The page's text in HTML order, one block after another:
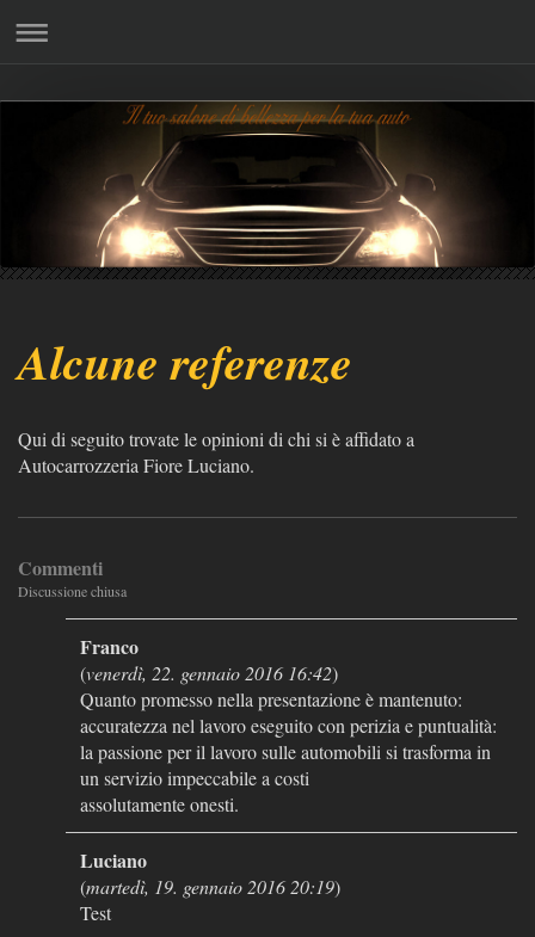
Alcune referenze
Qui di seguito trovate le opinioni di chi si è affidato a
Autocarrozzeria Fiore Luciano.
Commenti
Discussione chiusa
Franco
(venerdì, 22. gennaio 2016 16:42)
Quanto promesso nella presentazione è mantenuto:
accuratezza nel lavoro eseguito con perizia e puntualità:
la passione per il lavoro sulle automobili si trasforma in
un servizio impeccabile a costi
assolutamente onesti.
Luciano
(martedì, 19. gennaio 2016 20:19)
Test